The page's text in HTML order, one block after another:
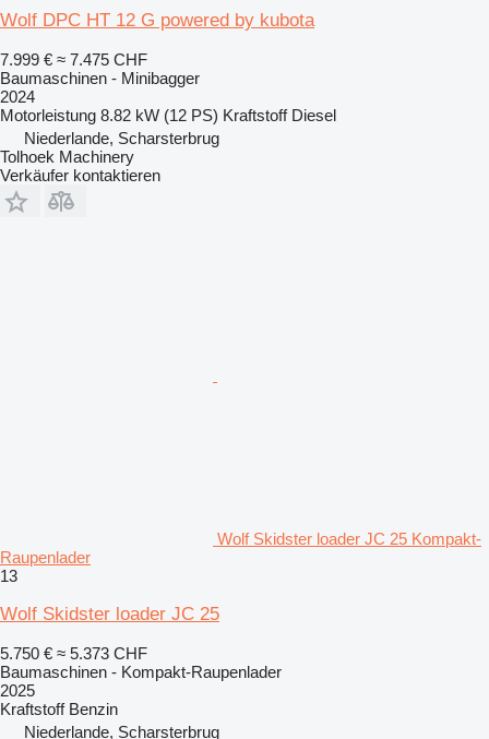
Wolf DPC HT 12 G powered by kubota
7.999 € ≈ 7.475 CHF
Baumaschinen - Minibagger
2024
Motorleistung 8.82 kW (12 PS) Kraftstoff Diesel
Niederlande, Scharsterbrug
Tolhoek Machinery
Verkäufer kontaktieren
Wolf Skidster loader JC 25 Kompakt-
Raupenlader
13
Wolf Skidster loader JC 25
5.750 € ≈ 5.373 CHF
Baumaschinen - Kompakt-Raupenlader
2025
Kraftstoff Benzin
Niederlande, Scharsterbrug